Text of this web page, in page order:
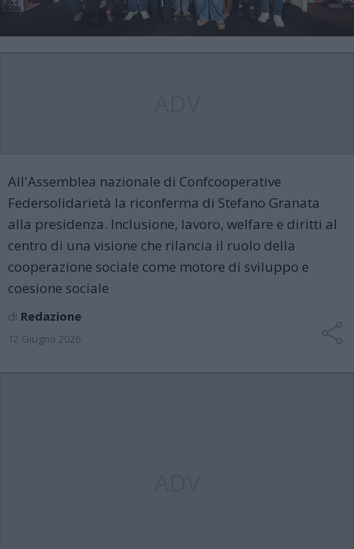
All'Assemblea nazionale di Confcooperative
Federsolidarietà la riconferma di Stefano Granata
alla presidenza. Inclusione, lavoro, welfare e diritti al
centro di una visione che rilancia il ruolo della
cooperazione sociale come motore di sviluppo e
coesione sociale
di Redazione
12 Giugno 2026